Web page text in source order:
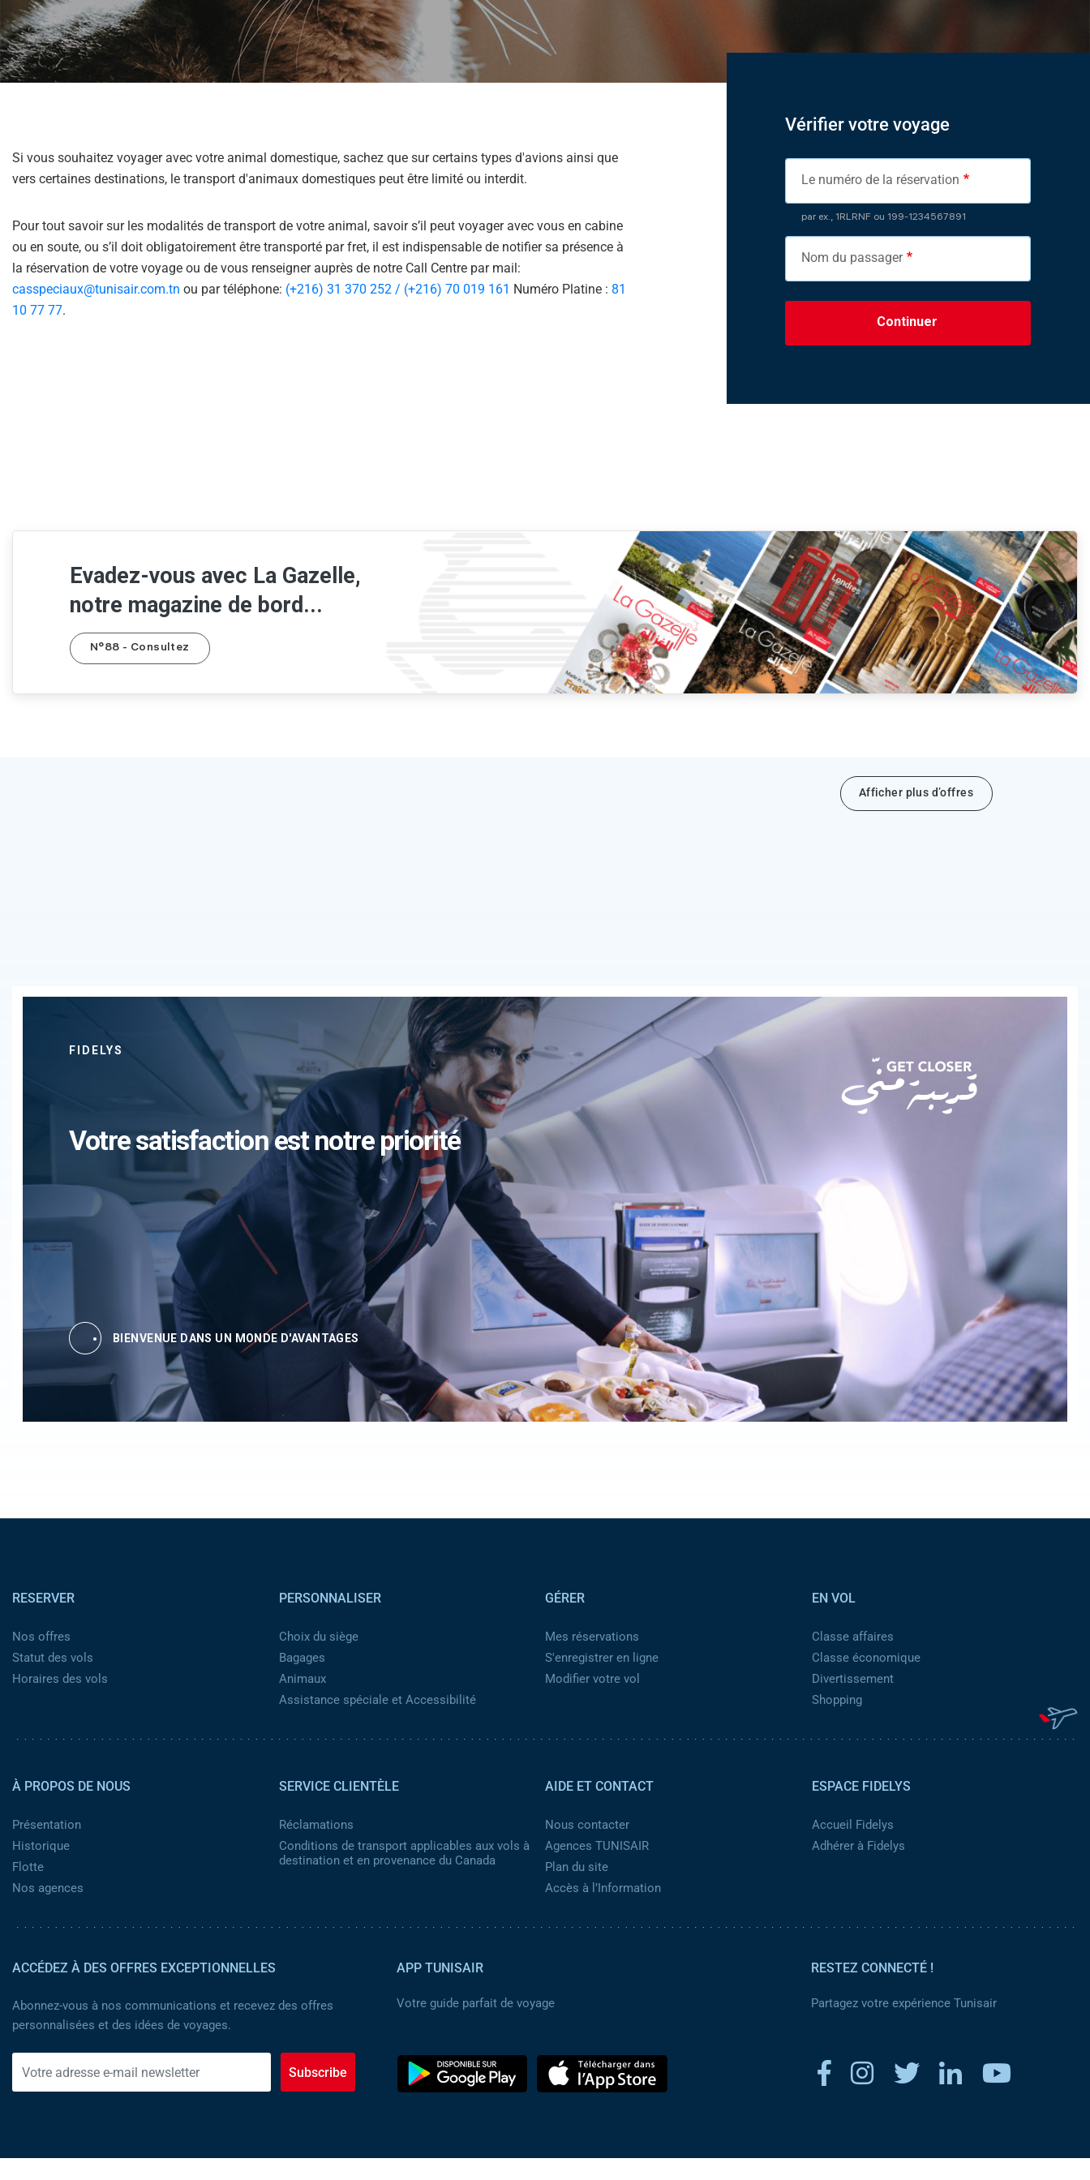
you
navigate
and
interact
with
the
Si vous souhaitez voyager avec votre animal domestique, sachez que sur certains types d'avions ainsi que
vers certaines destinations, le transport d'animaux domestiques peut être limité ou interdit.
Pour tout savoir sur les modalités de transport de votre animal, savoir s’il peut voyager avec vous en cabine
ou en soute, ou s’il doit obligatoirement être transporté par fret, il est indispensable de notifier sa présence à
la réservation de votre voyage ou de vous renseigner auprès de notre Call Centre par mail:
casspeciaux@tunisair.com.tn ou par téléphone: (+216) 31 370 252 / (+216) 70 019 161 Numéro Platine : 81
10 77 77.
Vérifier votre voyage
Le numéro de la réservation
par ex., 1RLRNF ou 199-1234567891
Nom du passager
Continuer
Evadez-vous avec La Gazelle,
notre magazine de bord...
N°88 - Consultez
Afficher plus d’offres
FIDELYS
Votre satisfaction est notre priorité
BIENVENUE DANS UN MONDE D'AVANTAGES
RESERVER
Nos offres
Statut des vols
Horaires des vols
PERSONNALISER
Choix du siège
Bagages
Animaux
Assistance spéciale et Accessibilité
GÉRER
Mes réservations
S'enregistrer en ligne
Modifier votre vol
EN VOL
Classe affaires
Classe économique
Divertissement
Shopping
À PROPOS DE NOUS
Présentation
Historique
Flotte
Nos agences
SERVICE CLIENTÈLE
Réclamations
Conditions de transport applicables aux vols à
destination et en provenance du Canada
AIDE ET CONTACT
Nous contacter
Agences TUNISAIR
Plan du site
Accès à l’Information
ESPACE FIDELYS
Accueil Fidelys
Adhérer à Fidelys
ACCÉDEZ À DES OFFRES EXCEPTIONNELLES
Abonnez-vous à nos communications et recevez des offres
personnalisées et des idées de voyages.
Subscribe
APP TUNISAIR
Votre guide parfait de voyage
RESTEZ CONNECTÉ !
Partagez votre expérience Tunisair